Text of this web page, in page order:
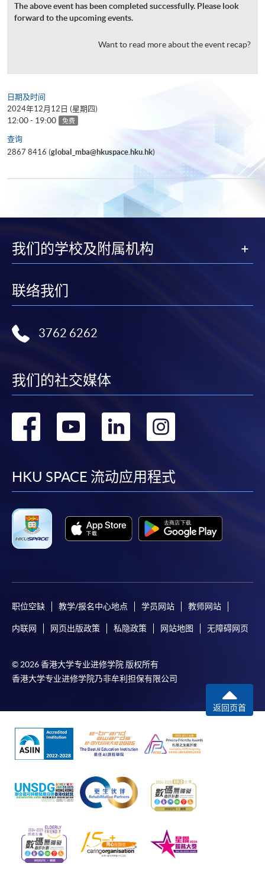
The above event has been completed successfully. Please look
forward to the upcoming events.
Want to read more about the event recap?
日期及时间
2024年12月12日 (星期四)
12:00 - 19:00 免费
查询
2867 8416 (global_mba@hkuspace.hku.hk)
我们的学校及附属机构
联络我们
3762 6262
我们的社交媒体
转
facebook
转
youtube
转
linkedin
转
HKU SPACE 流动应用程式
职位空缺 教学/报名中心地点 学员网站 教师网站
内联网 网页出版政策 私隐政策 网站地图 无障碍网页
© 2026 香港大学专业进修学院 版权所有
香港大学专业进修学院乃非牟利担保有限公司
返回页首